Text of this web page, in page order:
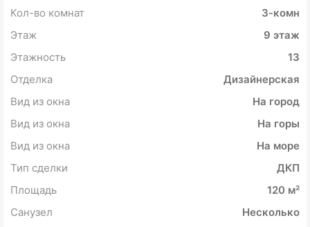
Кол-во комнат
3-комн
Этаж
9 этаж
Этажность
13
Отделка
Дизайнерская
Вид из окна
На город
Вид из окна
На горы
Вид из окна
На море
Тип сделки
ДКП
Площадь
120 м²
Санузел
Несколько